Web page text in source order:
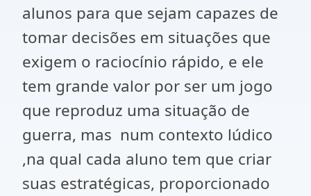
alunos para que sejam capazes de
tomar decisões em situações que
exigem o raciocínio rápido, e ele
tem grande valor por ser um jogo
que reproduz uma situação de
guerra, mas num contexto lúdico
,na qual cada aluno tem que criar
suas estratégicas, proporcionado